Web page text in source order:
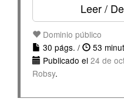
Leer /
Dominio público
30 págs. /
53
Publicado el 24 de
Robsy.